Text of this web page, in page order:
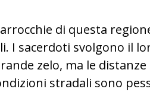
di questa
I sacerdoti svolgono il
zelo, ma le distanze
stradali sono